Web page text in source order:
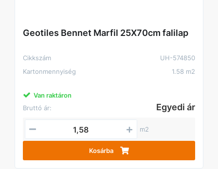
Geotiles Bennet Marfil 25X70cm falilap
Cikkszám
UH-574850
Kartonmennyiség
1.58 m2
Van raktáron
Bruttó ár:
Egyedi ár
m2
Kosárba